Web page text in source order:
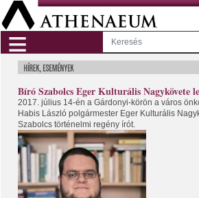
≡
Bíró Szabolcs Eger Kulturális Nagykövete
2017. július 14-én a Gárdonyi-körön a város
Habis László polgármester Eger Kulturális
Szabolcs történelmi regény írót.